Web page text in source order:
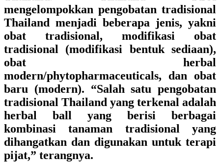
mengelompokkan pengobatan tradisional
Thailand menjadi beberapa jenis, yakni
obat tradisional, modifikasi obat
tradisional (modifikasi bentuk sediaan),
obat herbal
modern/phytopharmaceuticals, dan obat
baru (modern). “Salah satu pengobatan
tradisional Thailand yang terkenal adalah
herbal ball yang berisi berbagai
kombinasi tanaman tradisional yang
dihangatkan dan digunakan untuk terapi
pijat,” terangnya.